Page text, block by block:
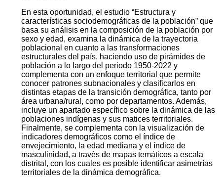
En esta oportunidad, el estudio “Estructura y
características sociodemográficas de la población” que
basa su análisis en la composición de la población por
sexo y edad, examina la dinámica de la trayectoria
poblacional en cuanto a las transformaciones
estructurales del país, haciendo uso de pirámides de
población a lo largo del periodo 1950-2022 y
complementa con un enfoque territorial que permite
conocer patrones subnacionales y clasificarlos en
distintas etapas de la transición demográfica, tanto por
área urbana/rural, como por departamentos. Además,
incluye un apartado específico sobre la dinámica de las
poblaciones indígenas y sus matices territoriales.
Finalmente, se complementa con la visualización de
indicadores demográficos como el índice de
envejecimiento, la edad mediana y el índice de
masculinidad, a través de mapas temáticos a escala
distrital, con los cuales es posible identificar asimetrías
territoriales de la dinámica demográfica.